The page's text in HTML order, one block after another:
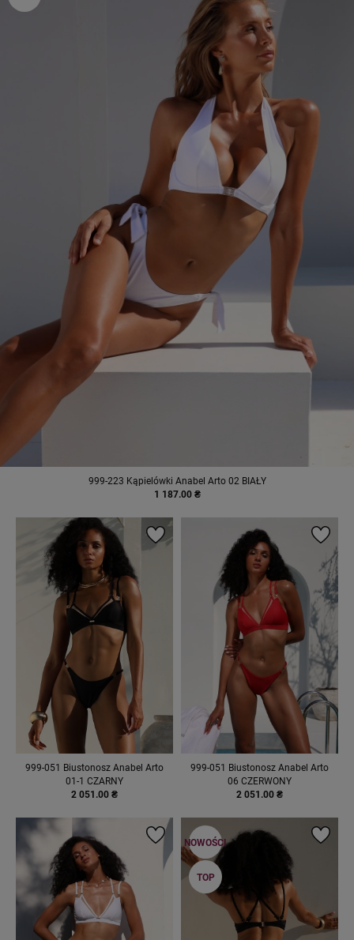
999-223 Kąpielówki Anabel Arto 02 BIAŁY
1 187.00 ₴
999-051 Biustonosz Anabel Arto
01-1 CZARNY
2 051.00 ₴
999-051 Biustonosz Anabel Arto
06 CZERWONY
2 051.00 ₴
NOWOŚCI
TOP